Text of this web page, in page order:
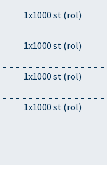
1x1000 st (rol)
1x1000 st (rol)
1x1000 st (rol)
1x1000 st (rol)